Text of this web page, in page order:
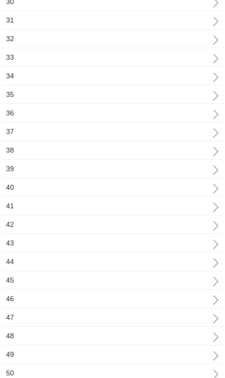
31
32
33
34
35
36
37
38
39
40
41
42
43
44
45
46
47
48
49
50